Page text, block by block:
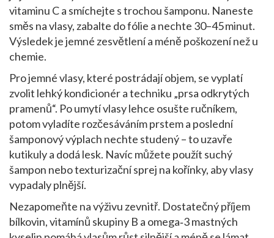
vitaminu C a smíchejte s trochou šamponu. Naneste
směs na vlasy, zabalte do fólie a nechte 30–45 minut.
Výsledek je jemné zesvětlení a méně poškození než u
chemie.
Pro jemné vlasy, které postrádají objem, se vyplatí
zvolit lehký kondicionér a techniku „prsa odkrytých
pramenů“. Po umytí vlasy lehce osušte ručníkem,
potom vyladíte rozčesáváním prstem a poslední
šamponový výplach nechte studený – to uzavře
kutikuly a dodá lesk. Navíc můžete použít suchý
šampon nebo texturizační sprej na kořínky, aby vlasy
vypadaly plnější.
Nezapomeňte na výživu zevnitř. Dostatečný příjem
bílkovin, vitamínů skupiny B a omega‑3 mastných